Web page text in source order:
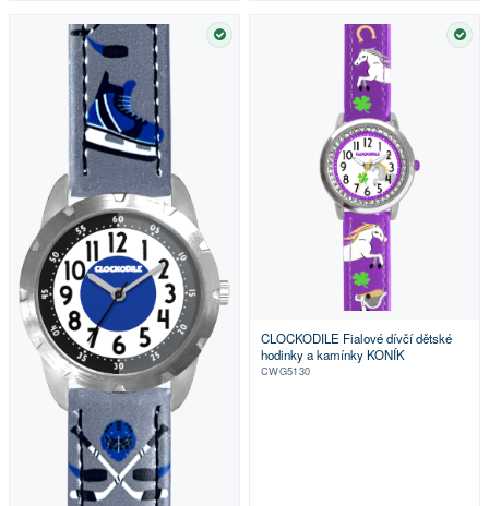
SKLADEM
CLOCKODILE Fialové dívčí dětské
hodinky a kamínky KONÍK
CWG5130